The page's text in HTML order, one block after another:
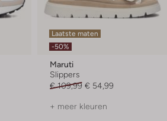
Laatste maten
-50%
Maruti
Slippers
€ 109,99 € 54,99
+ meer kleuren